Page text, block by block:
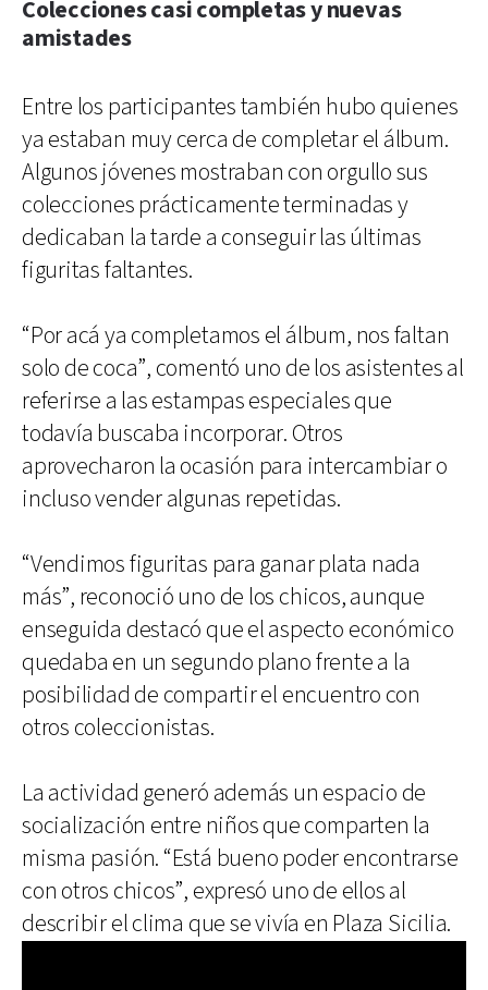
Colecciones casi completas y nuevas
amistades
Entre los participantes también hubo quienes
ya estaban muy cerca de completar el álbum.
Algunos jóvenes mostraban con orgullo sus
colecciones prácticamente terminadas y
dedicaban la tarde a conseguir las últimas
figuritas faltantes.
“Por acá ya completamos el álbum, nos faltan
solo de coca”, comentó uno de los asistentes al
referirse a las estampas especiales que
todavía buscaba incorporar. Otros
aprovecharon la ocasión para intercambiar o
incluso vender algunas repetidas.
“Vendimos figuritas para ganar plata nada
más”, reconoció uno de los chicos, aunque
enseguida destacó que el aspecto económico
quedaba en un segundo plano frente a la
posibilidad de compartir el encuentro con
otros coleccionistas.
La actividad generó además un espacio de
socialización entre niños que comparten la
misma pasión. “Está bueno poder encontrarse
con otros chicos”, expresó uno de ellos al
describir el clima que se vivía en Plaza Sicilia.